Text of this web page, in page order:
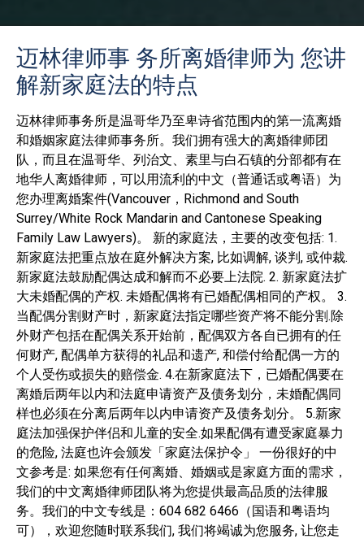
迈林律师事 务所离婚律师为 您讲
解新家庭法的特点
迈林律师事务所是温哥华乃至卑诗省范围内的第一流离婚
和婚姻家庭法律师事务所。我们拥有强大的离婚律师团
队，而且在温哥华、列治文、素里与白石镇的分部都有在
地华人离婚律师，可以用流利的中文（普通话或粤语）为
您办理离婚案件(Vancouver，Richmond and South
Surrey/White Rock Mandarin and Cantonese Speaking
Family Law Lawyers)。 新的家庭法，主要的改变包括: 1.
新家庭法把重点放在庭外解决方案, 比如调解, 谈判, 或仲裁.
新家庭法鼓励配偶达成和解而不必要上法院. 2. 新家庭法扩
大未婚配偶的产权. 未婚配偶将有已婚配偶相同的产权。 3.
当配偶分割财产时，新家庭法指定哪些资产将不能分割.除
外财产包括在配偶关系开始前，配偶双方各自已拥有的任
何财产, 配偶单方获得的礼品和遗产, 和偿付给配偶一方的
个人受伤或损失的赔偿金. 4.在新家庭法下，已婚配偶要在
离婚后两年以内和法庭申请资产及债务划分，未婚配偶同
样也必须在分离后两年以内申请资产及债务划分。 5.新家
庭法加强保护伴侣和儿童的安全.如果配偶有遭受家庭暴力
的危险, 法庭也许会颁发「家庭法保护令」 一份很好的中
文参考是: 如果您有任何离婚、婚姻或是家庭方面的需求，
我们的中文离婚律师团队将为您提供最高品质的法律服
务。我们的中文专线是：604 682 6466（国语和粤语均
可），欢迎您随时联系我们, 我们将竭诚为您服务, 让您走